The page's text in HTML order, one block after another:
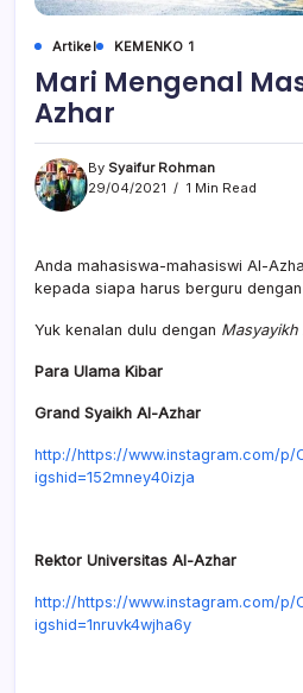
Artikel KEMENKO 1
Mari Mengenal
Azhar
By Syaifur Rohman
29/04/2021
1 Min Read
Anda mahasiswa-mahasiswi Al-
kepada siapa harus berguru
Yuk kenalan dulu dengan Masyayikh
Para Ulama Kibar
Grand Syaikh Al-Azhar
http://https://www.instagram.com/p/
igshid=152mney40izja
Rektor Universitas Al-Azhar
http://https://www.instagram.com/p/
igshid=1nruvk4wjha6y